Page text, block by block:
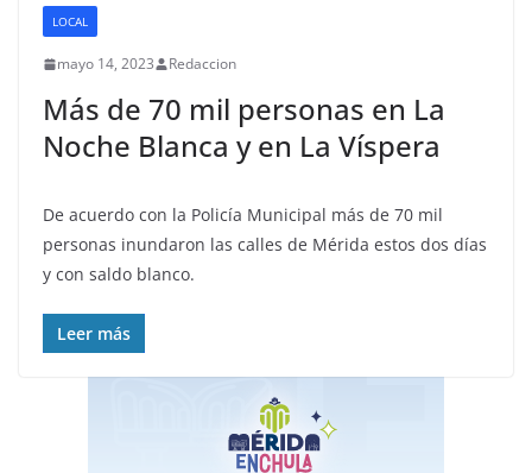
LOCAL
mayo 14, 2023 Redaccion
Más de 70 mil personas en La
Noche Blanca y en La Víspera
De acuerdo con la Policía Municipal más de 70 mil
personas inundaron las calles de Mérida estos dos días
y con saldo blanco.
Leer más